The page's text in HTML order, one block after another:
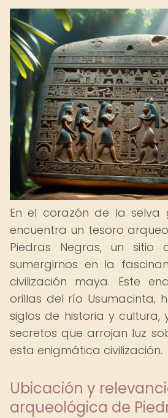
En el corazón de la selva
encuentra un tesoro
Piedras Negras, un sitio
sumergirnos en la
civilización maya. Este
orillas del río Usumacinta,
siglos de historia y cultura,
secretos que arrojan luz
esta enigmática civilización.
Ubicación y
arqueológica de